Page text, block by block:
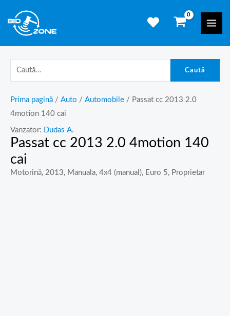
content
Caută
Prima pagină / Auto / Automobile / Passat cc 2013 2.0
4motion 140 cai
Vanzator: Dudas A.
Passat cc 2013 2.0 4motion 140
cai
Motorină, 2013, Manuala, 4x4 (manual), Euro 5, Proprietar